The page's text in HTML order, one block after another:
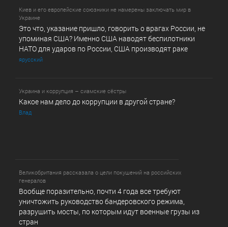
Киев и его европейские союзники не намерены заключать мир в
Украине
Это что, указание пришло, говорить о врагах России, не
упоминая США? Именно США наводят беспилотники
НАТО для ударов по России, США производят раке
ярусский
Украина и коррупция – сиамские сёстры
Какое нам дело до коррупции в другой стране?
Влад
Великобритания рассказала о цели покушений на российских
генералов
Вообще поразительно, почти 4 года все требуют
уничтожить руководство бандеровского режима,
разрушить мосты, по которым идут военные грузы из
стран